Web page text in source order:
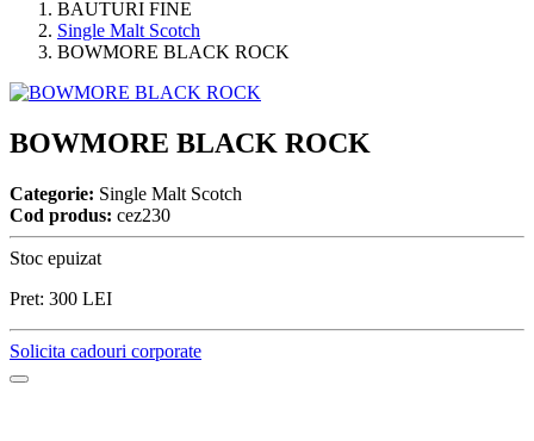
BAUTURI FINE
Single Malt Scotch
BOWMORE BLACK ROCK
BOWMORE BLACK ROCK
Categorie: Single Malt Scotch
Cod produs: cez230
Stoc epuizat
Pret: 300 LEI
Solicita cadouri corporate